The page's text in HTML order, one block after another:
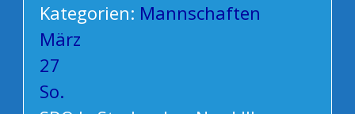
Kategorien: Mannschaften
März
27
So.